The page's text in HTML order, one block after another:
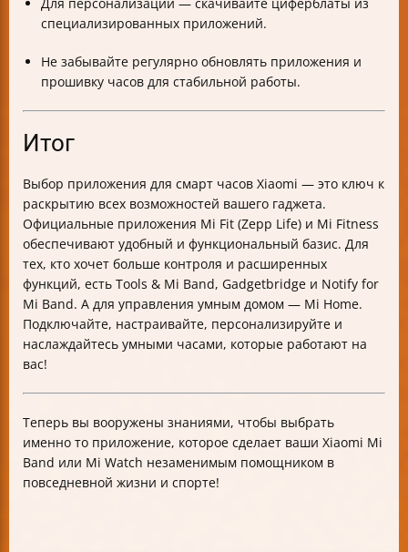
специализированных приложений.
Не забывайте регулярно обновлять приложения и
прошивку часов для стабильной работы.
Итог
Выбор приложения для смарт часов Xiaomi — это ключ к
раскрытию всех возможностей вашего гаджета.
Официальные приложения Mi Fit (Zepp Life) и Mi Fitness
обеспечивают удобный и функциональный базис. Для
тех, кто хочет больше контроля и расширенных
функций, есть Tools & Mi Band, Gadgetbridge и Notify for
Mi Band. А для управления умным домом — Mi Home.
Подключайте, настраивайте, персонализируйте и
наслаждайтесь умными часами, которые работают на
вас!
Теперь вы вооружены знаниями, чтобы выбрать
именно то приложение, которое сделает ваши Xiaomi Mi
Band или Mi Watch незаменимым помощником в
повседневной жизни и спорте!